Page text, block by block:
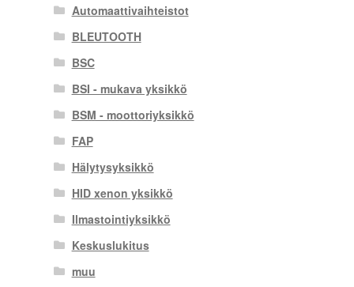
Automaattivaihteistot
BLEUTOOTH
BSC
BSI - mukava yksikkö
BSM - moottoriyksikkö
FAP
Hälytysyksikkö
HID xenon yksikkö
Ilmastointiyksikkö
Keskuslukitus
muu